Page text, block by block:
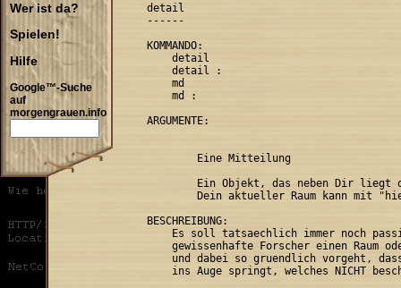
Wer ist da?
Spielen!
Hilfe
Google™-Suche
auf
morgengrauen.info
detail
------
KOMMANDO:
    detail
    detail
:
    md
    md
:
ARGUMENTE:
        Eine Mitteilung
Ein Objekt, das neben Dir liegt
Dein aktueller Raum kann mit
BESCHREIBUNG:
Es soll tatsaechlich immer noch
gewissenhafte Forscher einen Raum
und dabei so gruendlich vorgeht,
ins Auge springt, welches NICHT